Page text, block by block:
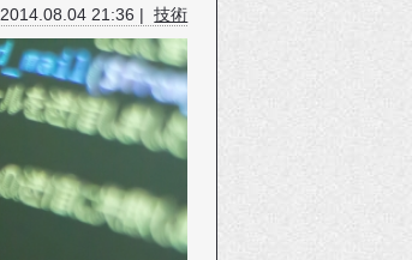
2014.08.04 21:36 |技術